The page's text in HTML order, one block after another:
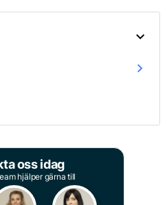
oss idag
hjälper gärna till